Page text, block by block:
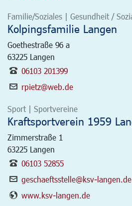
Familie/Soziales | Gesundheit /
Kolpingsfamilie Langen
Goethestraße 96 a
63225 Langen
06103 201399
rpietz@web.de
Sport | Sportvereine
Kraftsportverein 1959
Zimmerstraße 1
63225 Langen
06103 52855
geschaeftsstelle@ksv-langen.de
www.ksv-langen.de